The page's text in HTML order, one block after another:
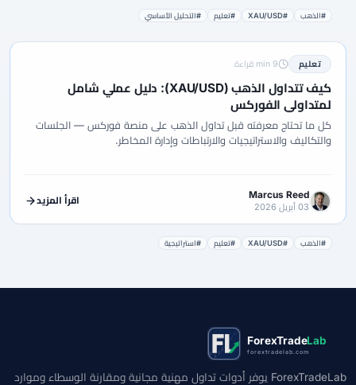
#الذهب #XAU/USD #تعليم #التحليل الأساسي
تعليم 9 min قراءة
كيف تتداول الذهب (XAU/USD): دليل عملي شامل
لمتداولي الفوركس
كل ما تحتاج معرفته قبل تداول الذهب على منصة فوركس — الجلسات
والتكاليف والاستراتيجيات والارتباطات وإدارة المخاطر.
Marcus Reed
03 أبريل 2026
اقرأ المزيد
#الذهب #XAU/USD #تعليم #استراتيجية
ForexTradeLab
forextradelab.com
ForexTradeLab يوفر أدوات تداول مهنية مجانية ومقارنة الوسطاء وموارد